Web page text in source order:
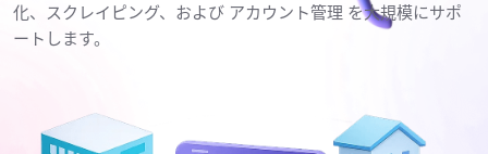
化、スクレイピング、および アカウント管理 を大規模にサポ
ートします。